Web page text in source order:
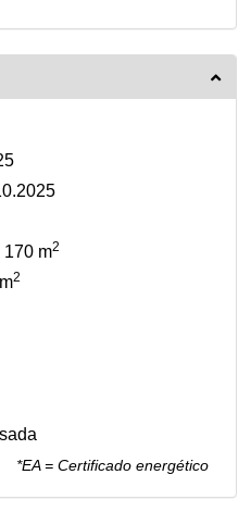
170 m2
2
*EA = Certificado energético